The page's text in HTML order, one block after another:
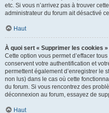
etc. Si vous n’arrivez pas à trouver
administrateur du forum ait désactivé
Haut
À quoi sert « Supprimer les cookies »
Cette option vous permet d’effacer
conservent votre authentification et
permettent également d’enregistrer le
non lus) dans le cas où cette
du forum. Si vous rencontrez des
déconnexion au forum, essayez de
Haut